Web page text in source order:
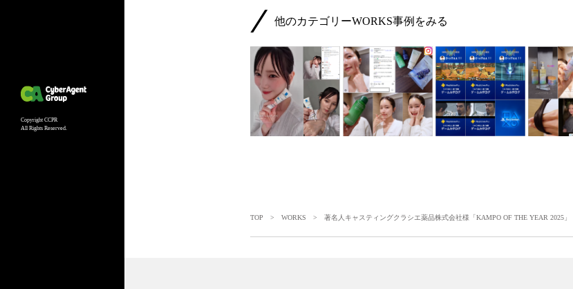
Copyright CCPR
All Rights Reserved.
他のカテゴリーWORKS事例をみる
TOP > WORKS > 著名人キャスティングクラシエ薬品株式会社様「KAMPO OF THE YEAR 2025」